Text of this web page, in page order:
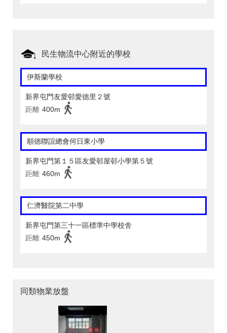
民生物流中心附近的學校
伊斯蘭學校
新界屯門友愛邨愛德里２號
距離 400m
順德聯誼總會何日東小學
新界屯門第１５區友愛邨屋邨小學第５號
距離 460m
仁濟醫院第二中學
新界屯門第三十一區標準中學校舍
距離 450m
同類物業放盤